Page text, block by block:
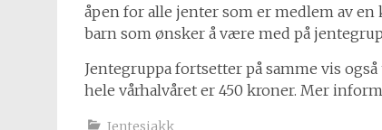
åpen for alle jenter som er medlem av
barn som ønsker å være med på
Jentegruppa fortsetter på samme vis
hele vårhalvåret er 450 kroner. Mer
Jentesjakk